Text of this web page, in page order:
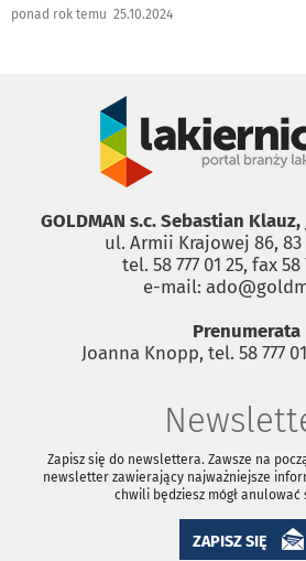
ponad rok temu 25.10.2024
GOLDMAN s.c. Sebastian
ul. Armii Krajowej 86, 83
tel. 58 777 01 25, fax 58
e-mail:
Prenumerata
Joanna Knopp, tel. 58 777
Zapisz się do newslettera. Zawsze na
newsletter zawierający najważniejsze
chwili będziesz mógł anulować
ZAPISZ SIĘ